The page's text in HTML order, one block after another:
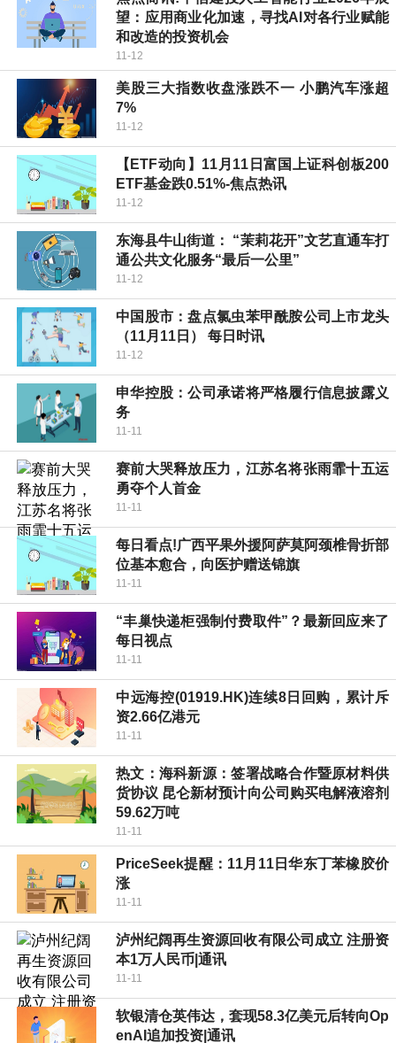
望：应用商业化加速，寻找AI对各行业赋能
和改造的投资机会
11-12
美股三大指数收盘涨跌不一 小鹏汽车涨超
7%
11-12
【ETF动向】11月11日富国上证科创板200
ETF基金跌0.51%-焦点热讯
11-12
东海县牛山街道： “茉莉花开”文艺直通车打
通公共文化服务“最后一公里”
11-12
中国股市：盘点氯虫苯甲酰胺公司上市龙头
（11月11日） 每日时讯
11-12
申华控股：公司承诺将严格履行信息披露义
务
11-11
赛前大哭释放压力，江苏名将张雨霏十五运
勇夺个人首金
11-11
每日看点!广西平果外援阿萨莫阿颈椎骨折部
位基本愈合，向医护赠送锦旗
11-11
“丰巢快递柜强制付费取件”？最新回应来了
每日视点
11-11
中远海控(01919.HK)连续8日回购，累计斥
资2.66亿港元
11-11
热文：海科新源：签署战略合作暨原材料供
货协议 昆仑新材预计向公司购买电解液溶剂
59.62万吨
11-11
PriceSeek提醒：11月11日华东丁苯橡胶价
涨
11-11
泸州纪阔再生资源回收有限公司成立 注册资
本1万人民币|通讯
11-11
软银清仓英伟达，套现58.3亿美元后转向Op
enAI追加投资|通讯